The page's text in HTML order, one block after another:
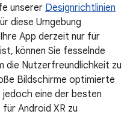
unserer Designrichtlinien
diese Umgebung
App derzeit nur für
können Sie fesselnde
die Nutzerfreundlichkeit zu
Bildschirme optimierte
eine der besten
Android XR zu